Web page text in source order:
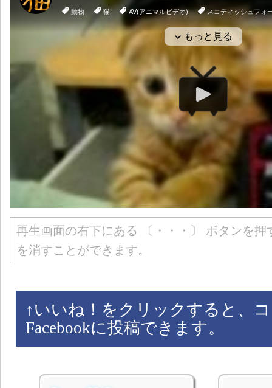
再生画面の右下にある 〔・・・〕 ボタンを押
を消すことができます。
↑ いいね！をクリックすると、
Facebookに投稿できます。